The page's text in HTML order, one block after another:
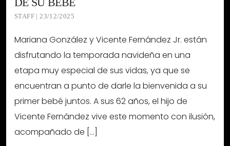
STAFF | 23/12/2025
Mariana González y Vicente Fernández Jr. están
disfrutando la temporada navideña en una
etapa muy especial de sus vidas, ya que se
encuentran a punto de darle la bienvenida a su
primer bebé juntos. A sus 62 años, el hijo de
Vicente Fernández vive este momento con ilusión,
acompañado de […]